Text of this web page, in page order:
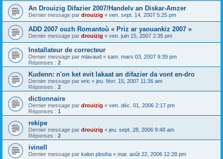
An Drouizig Difazier 2007/Handelv an Diskar-Amzer
Dernier message par drouizig « ven. sept. 14, 2007 5:25 pm
ADD 2007 ouzh Romantoù « Priz ar yaouankiz 2007 »
Dernier message par drouizig « ven. juin 15, 2007 2:35 pm
Installateur de correcteur
Dernier message par mlavaud « sam. mars 03, 2007 9:39 pm
Réponses : 2
Kudenn: n'on ket evit lakaat an difazier da vont en-dro
Dernier message par eric « jeu. févr. 15, 2007 11:36 am
Réponses : 2
dictionnaire
Dernier message par drouizig « ven. déc. 01, 2006 2:17 pm
Réponses : 1
rekipe
Dernier message par drouizig « jeu. sept. 28, 2006 9:48 am
Réponses : 2
ivinell
Dernier message par kalon plouha « mar. août 22, 2006 12:28 pm